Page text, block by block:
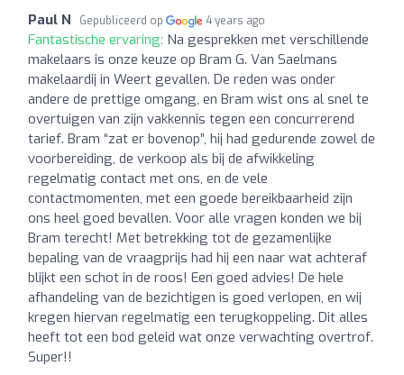
Paul N Gepubliceerd op 4 years ago
Fantastische ervaring: Na gesprekken met verschillende
makelaars is onze keuze op Bram G. Van Saelmans
makelaardij in Weert gevallen. De reden was onder
andere de prettige omgang, en Bram wist ons al snel te
overtuigen van zijn vakkennis tegen een concurrerend
tarief. Bram “zat er bovenop”, hij had gedurende zowel de
voorbereiding, de verkoop als bij de afwikkeling
regelmatig contact met ons, en de vele
contactmomenten, met een goede bereikbaarheid zijn
ons heel goed bevallen. Voor alle vragen konden we bij
Bram terecht! Met betrekking tot de gezamenlijke
bepaling van de vraagprijs had hij een naar wat achteraf
blijkt een schot in de roos! Een goed advies! De hele
afhandeling van de bezichtigen is goed verlopen, en wij
kregen hiervan regelmatig een terugkoppeling. Dit alles
heeft tot een bod geleid wat onze verwachting overtrof.
Super!!